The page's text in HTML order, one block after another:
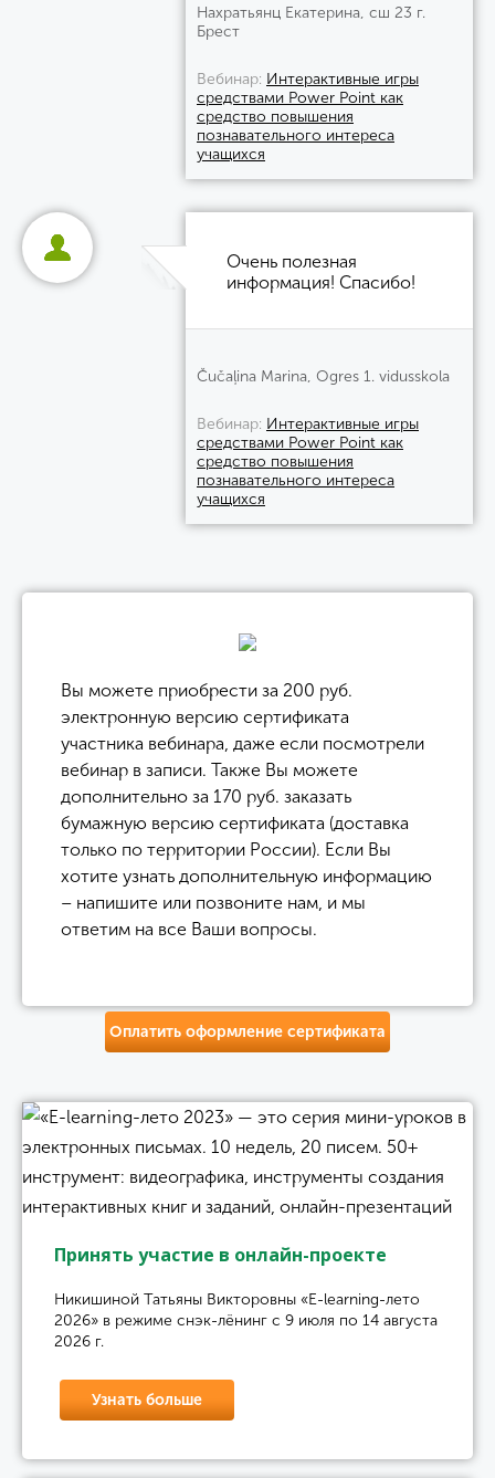
Нахратьянц Екатерина, сш 23 г.
Брест
Вебинар Интерактивные игры
средствами Power Point как
средство повышения
познавательного интереса
учащихся
Очень полезная
информация! Спасибо!
Čučaļina Marina, Ogres 1. vidusskola
Вебинар Интерактивные игры
средствами Power Point как
средство повышения
познавательного интереса
учащихся
Вы можете приобрести за 200 руб.
электронную версию сертификата
участника вебинара, даже если посмотрели
вебинар в записи. Также Вы можете
дополнительно за 170 руб. заказать
бумажную версию сертификата (доставка
только по территории России). Если Вы
хотите узнать дополнительную информацию
– напишите или позвоните нам, и мы
ответим на все Ваши вопросы.
Оплатить оформление сертификата
Принять участие в онлайн-проекте
Никишиной Татьяны Викторовны «E-learning-лето
2026» в режиме снэк-лёнинг с 9 июля по 14 августа
2026 г.
Узнать больше